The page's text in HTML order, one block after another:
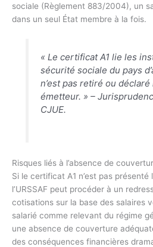
sociale (Règlement 883/2004), un
dans un seul État membre à la fois.
« Le certificat A1 lie les
sécurité sociale du pays
n’est pas retiré ou déclaré
émetteur. » –
CJUE.
Risques liés à l’absence de
Si le certificat A1 n’est pas présenté
l’URSSAF peut procéder à un
cotisations sur la base des salaires
salarié comme relevant du régime
une absence de couverture
des conséquences financières